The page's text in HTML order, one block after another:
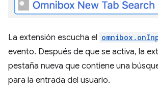
La extensión escucha el
evento. Después de que se activa, la
pestaña nueva que contiene una
para la entrada del usuario.